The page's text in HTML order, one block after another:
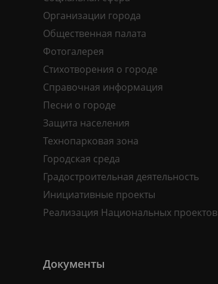
Организации города
Общественная палата
Фотогалерея
Стихотворения о городе
Справочная информация
Песни о городе
Защита населения
Технопарковая зона
Городская среда
Градостроительная деятельность
Инициативные проекты
Реализация Национальных проектов
Документы